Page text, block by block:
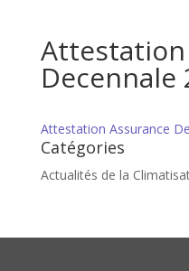
Attestation
Decennale
Attestation Assurance
Catégories
Actualités de la